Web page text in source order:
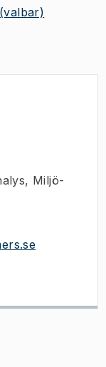
(valbar)
Miljö-